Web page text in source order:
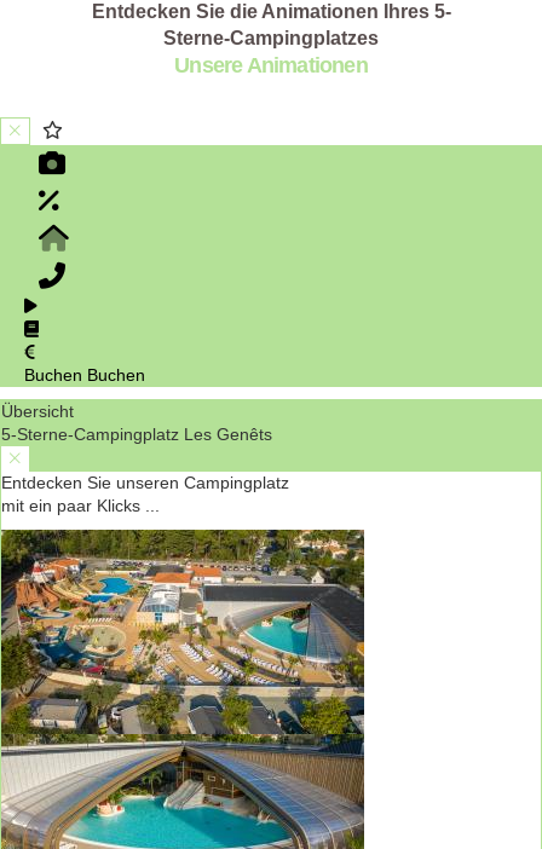
Entdecken Sie die Animationen Ihres 5-
Sterne-Campingplatzes
Unsere Animationen
Buchen Buchen
Übersicht
5-Sterne-Campingplatz Les Genêts
Entdecken Sie unseren Campingplatz
mit ein paar Klicks ...